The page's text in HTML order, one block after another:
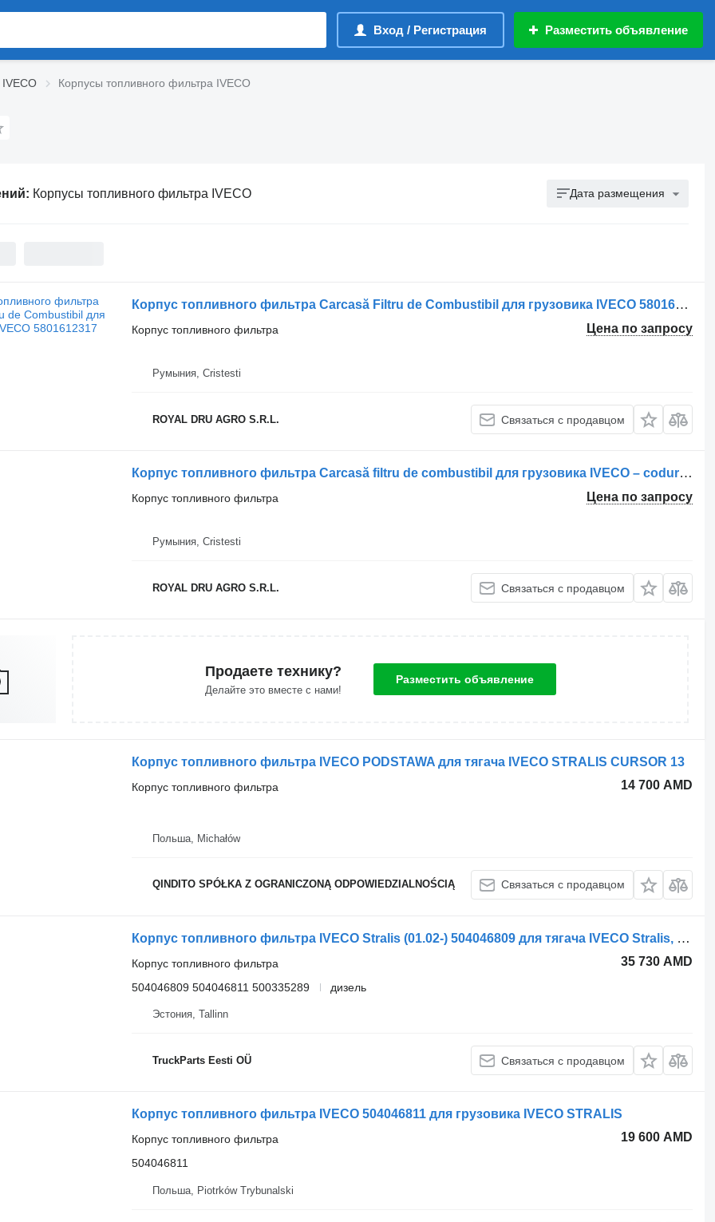
Вход / Регистрация Разместить объявление
Корпусы топливного фильтра IVECO
Корпусы топливного фильтра IVECO Дата размещения
Корпус топливного фильтра Carcasă Filtru de Combustibil для грузовика IVECO 5801612317
Цена по запросу
Корпус топливного фильтра
Румыния, Cristesti
ROYAL DRU AGRO S.R.L. Связаться с продавцом
Корпус топливного фильтра Carcasă filtru de combustibil для грузовика IVECO – coduri 504046809, 504046811, 500335289
Цена по запросу
Корпус топливного фильтра
Румыния, Cristesti
ROYAL DRU AGRO S.R.L. Связаться с продавцом
Продаете технику?
Делайте это вместе с нами!
Разместить объявление
Корпус топливного фильтра IVECO PODSTAWA для тягача IVECO STRALIS CURSOR 13
14 700 AMD
Корпус топливного фильтра
Польша, Michałów
QINDITO SPÓŁKA Z OGRANICZONĄ ODPOWIEDZIALNOŚCIĄ Связаться с продавцом
Корпус топливного фильтра IVECO Stralis (01.02-) 504046809 для тягача IVECO Stralis, Trakker (2002-)
35 730 AMD
Корпус топливного фильтра
504046809 504046811 500335289
дизель
Эстония, Tallinn
TruckParts Eesti OÜ Связаться с продавцом
Корпус топливного фильтра IVECO 504046811 для грузовика IVECO STRALIS
19 600 AMD
Корпус топливного фильтра
504046811
Польша, Piotrków Trybunalski